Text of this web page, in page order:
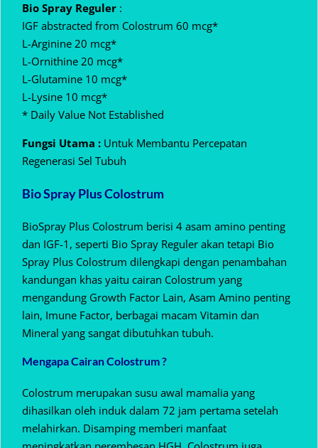
Bio Spray Reguler :
IGF abstracted from Colostrum 60 mcg*
L-Arginine 20 mcg*
L-Ornithine 20 mcg*
L-Glutamine 10 mcg*
L-Lysine 10 mcg*
* Daily Value Not Established
Fungsi Utama : Untuk Membantu Percepatan
Regenerasi Sel Tubuh
Bio Spray Plus Colostrum
BioSpray Plus Colostrum berisi 4 asam amino penting
dan IGF-1, seperti Bio Spray Reguler akan tetapi Bio
Spray Plus Colostrum dilengkapi dengan penambahan
kandungan khas yaitu cairan Colostrum yang
mengandung Growth Factor Lain, Asam Amino penting
lain, Imune Factor, berbagai macam Vitamin dan
Mineral yang sangat dibutuhkan tubuh.
Mengapa Cairan Colostrum ?
Colostrum merupakan susu awal mamalia yang
dihasilkan oleh induk dalam 72 jam pertama setelah
melahirkan. Disamping memberi manfaat